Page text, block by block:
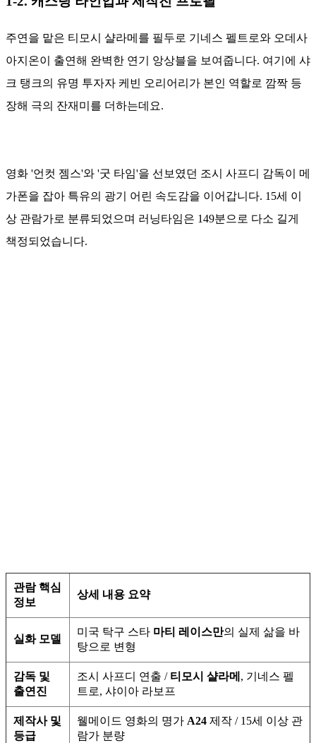
주연을 맡은 티모시 샬라메를 필두로 기네스 펠트로와 오데사
아지온이 출연해 완벽한 연기 앙상블을 보여줍니다. 여기에 샤
크 탱크의 유명 투자자 케빈 오리어리가 본인 역할로 깜짝 등
장해 극의 잔재미를 더하는데요.
영화 '언컷 젬스'와 '굿 타임'을 선보였던 조시 사프디 감독이 메
가폰을 잡아 특유의 광기 어린 속도감을 이어갑니다. 15세 이
상 관람가로 분류되었으며 러닝타임은 149분으로 다소 길게
책정되었습니다.
관람 핵심
정보
상세 내용 요약
실화 모델
미국 탁구 스타 마티 레이스만의 실제 삶을 바
탕으로 변형
감독 및
출연진
조시 사프디 연출 / 티모시 샬라메 , 기네스 펠
트로, 샤이아 라보프
제작사 및
등급
웰메이드 영화의 명가 A24 제작 / 15세 이상 관
람가 분량